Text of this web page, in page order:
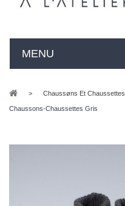
MENU
> Chaussøns Et Chaussettes
Chaussons-Chaussettes Gris